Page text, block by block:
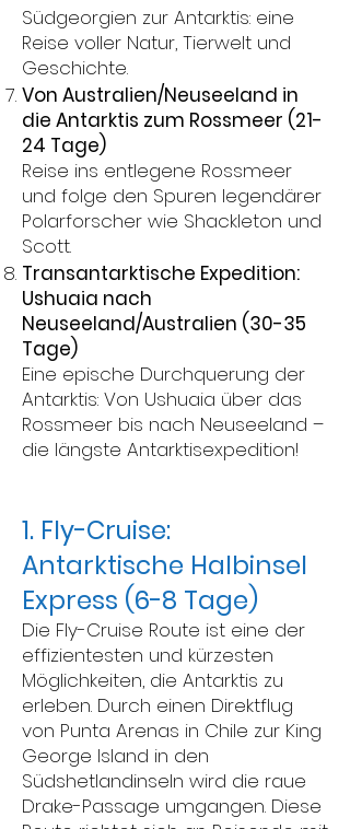
Südgeorgien zur Antarktis: eine
Reise voller Natur, Tierwelt und
Geschichte.
Von Australien/Neuseeland in
die Antarktis zum Rossmeer (21-
24 Tage)
Reise ins entlegene Rossmeer
und folge den Spuren legendärer
Polarforscher wie Shackleton und
Scott.
Transantarktische Expedition:
Ushuaia nach
Neuseeland/Australien (30-35
Tage)
Eine epische Durchquerung der
Antarktis: Von Ushuaia über das
Rossmeer bis nach Neuseeland –
die längste Antarktisexpedition!
1. Fly-Cruise:
Antarktische Halbinsel
Express (6-8 Tage)
Die Fly-Cruise Route ist eine der
effizientesten und kürzesten
Möglichkeiten, die Antarktis zu
erleben. Durch einen Direktflug
von Punta Arenas in Chile zur King
George Island in den
Südshetlandinseln wird die raue
Drake-Passage umgangen. Diese